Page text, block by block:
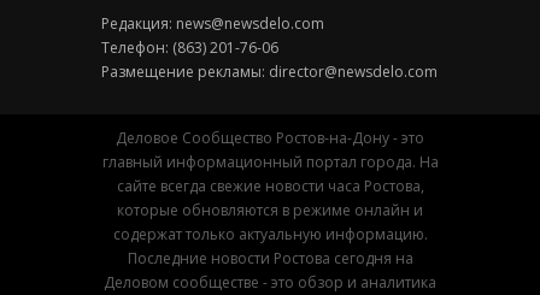
Редакция: news@newsdelo.com
Телефон: (863) 201-76-06
Размещение рекламы: director@newsdelo.com
Деловое Сообщество Ростов-на-Дону - это
главный информационный портал города. На
сайте всегда свежие новости часа Ростова,
которые обновляются в режиме онлайн и
содержат только актуальную информацию.
Последние новости Ростова сегодня на
Деловом сообществе - это обзор и аналитика